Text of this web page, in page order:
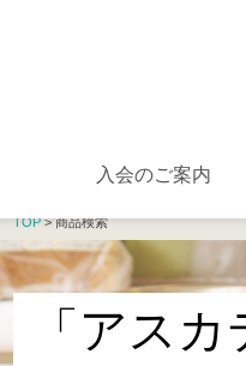
入会のご案内
TOP> 商品検索
「アス